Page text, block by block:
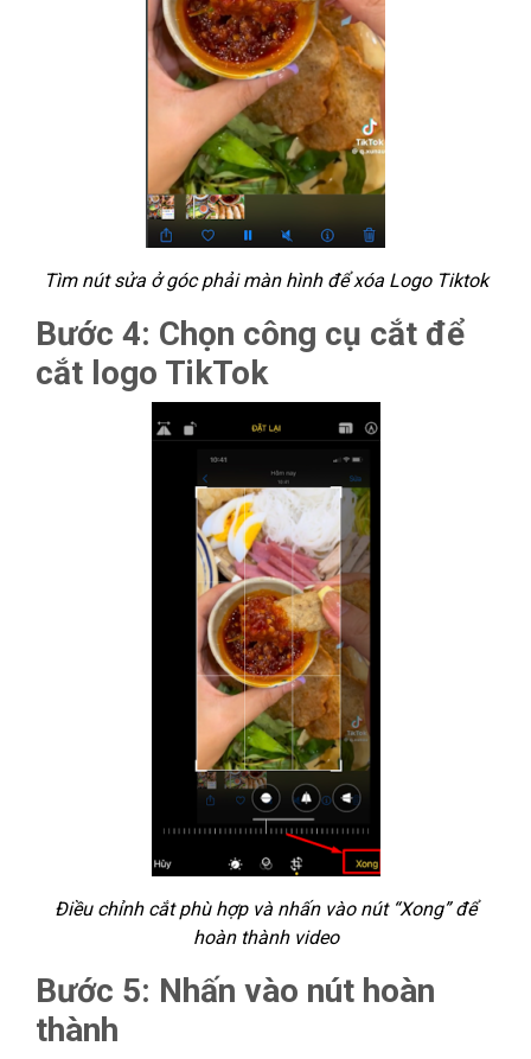
Tìm nút sửa ở góc phải màn hình để xóa Logo Tiktok
Bước 4: Chọn công cụ cắt để
cắt logo TikTok
Điều chỉnh cắt phù hợp và nhấn vào nút “Xong” để
hoàn thành video
Bước 5: Nhấn vào nút hoàn
thành